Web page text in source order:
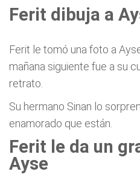
Ferit dibuja a
Ferit le tomó una foto a
mañana siguiente fue a su
retrato.
Su hermano Sinan lo
enamorado que están.
Ferit le da un
Ayse